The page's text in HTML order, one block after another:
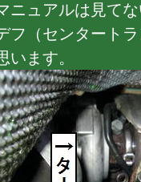
ニュアルは見て
フ（センタート
います。